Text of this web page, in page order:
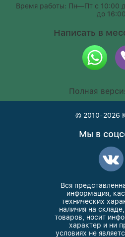
Время работы: Пн—Пт с 10:00
до 16:00
Написать в
Полная
© 2010-2026
Мы в
Вся
информация,
технических
наличия на
товаров, носит
характер и ни
условиях не